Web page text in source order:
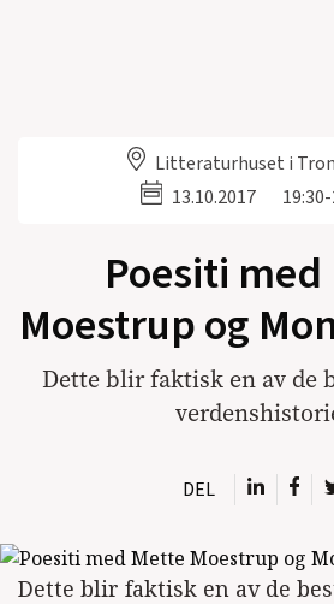
Litteraturhuset i
13.10.2017
Poesiti
Moestrup og
Dette blir faktisk en av de
DEL
Dette blir faktisk en av de